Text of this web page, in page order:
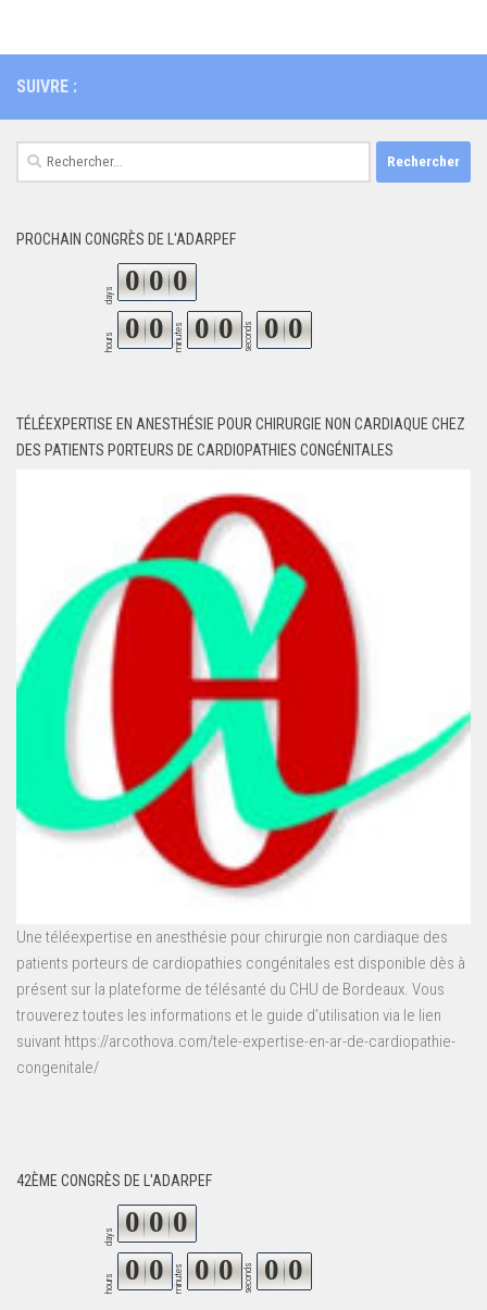
SUIVRE :
Rechercher :
PROCHAIN CONGRÈS DE L'ADARPEF
days 0 0 0
hours 0 0 minutes 0 0 seconds 0 0
TÉLÉEXPERTISE EN ANESTHÉSIE POUR CHIRURGIE NON CARDIAQUE CHEZ
DES PATIENTS PORTEURS DE CARDIOPATHIES CONGÉNITALES
Une téléexpertise en anesthésie pour chirurgie non cardiaque des
patients porteurs de cardiopathies congénitales est disponible dès à
présent sur la plateforme de télésanté du CHU de Bordeaux. Vous
trouverez toutes les informations et le guide d’utilisation via le lien
suivant https://arcothova.com/tele-expertise-en-ar-de-cardiopathie-
congenitale/
42ÈME CONGRÈS DE L'ADARPEF
days 0 0 0
hours 0 0 minutes 0 0 seconds 0 0